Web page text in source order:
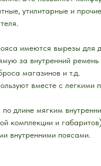
утилитарные и
имеются вырезы для
за внутренний
магазинов и т.д.
вместе с легкими
длине мягким
комплекции и
внутренними поясами.